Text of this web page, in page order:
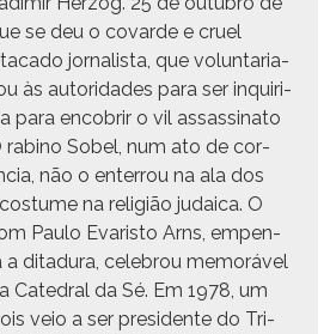
se deu o covarde e cru­el
jor­nal­ista, que vol­un­tari­a­
às autori­dades para ser inquiri­
para enco­brir o vil assas­si­na­to
rabi­no Sobel, num ato de cor­
não o enter­rou na ala dos
na religião judaica. O
Paulo Evaris­to Arns, empen­
ditadu­ra, cele­brou mem­o­ráv­el
Cat­e­dral da Sé. Em 1978, um
veio a ser pres­i­dente do Tri­